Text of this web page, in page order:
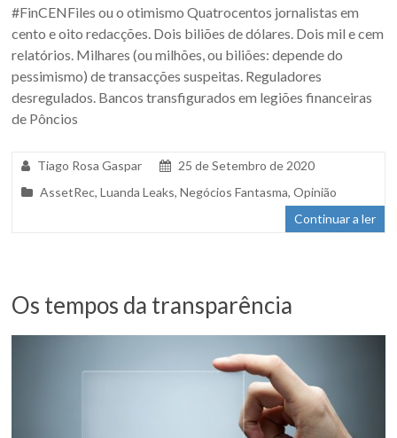
#FinCENFiles ou o otimismo Quatrocentos jornalistas em
cento e oito redacções. Dois biliões de dólares. Dois mil e cem
relatórios. Milhares (ou milhões, ou biliões: depende do
pessimismo) de transacções suspeitas. Reguladores
desregulados. Bancos transfigurados em legiões financeiras
de Pôncios
Tiago Rosa Gaspar
25 de Setembro de 2020
AssetRec,Luanda Leaks,Negócios Fantasma,Opinião
Continuar a ler
Os tempos da transparência